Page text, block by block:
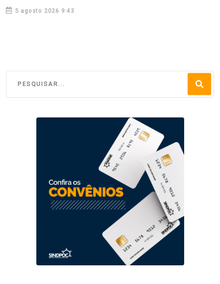
5 agosto 2026 9:43